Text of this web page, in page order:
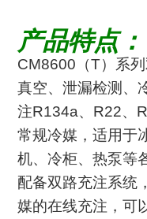
产品特点：
CM8600（T）系
真空、泄漏检测、
注R134a、R22、
常规冷媒，适用于
机、冷柜、热泵等
配备双路充注系统
媒的在线充注，可